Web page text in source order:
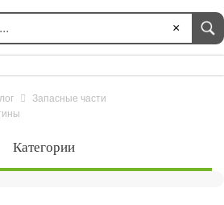
×
Запасные части
Категории